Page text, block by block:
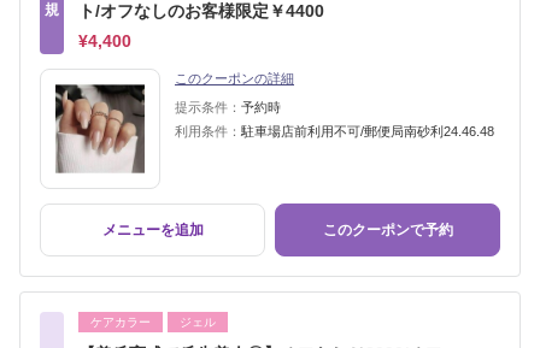
規
ト/オフなしのお客様限定￥4400
¥4,400
このクーポンの詳細
提示条件： 予約時
利用条件： 駐車場店前利用不可/郵便局南砂利24.46.48
メニューを追加 このクーポンで予約
ケアカラー ジェル